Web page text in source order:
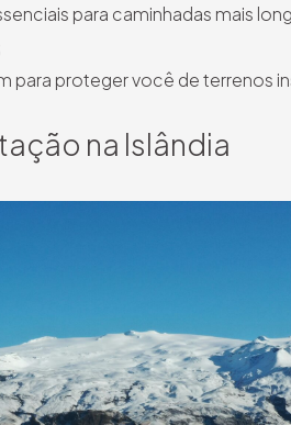
para caminhadas mais
para proteger você de terrenos
na Islândia